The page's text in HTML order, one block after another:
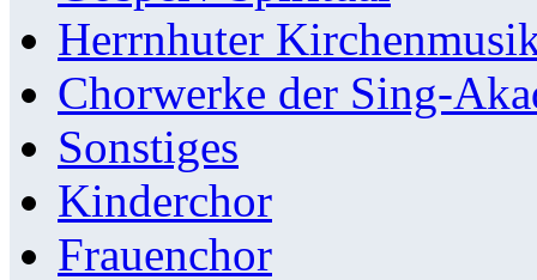
Herrnhuter
Chorwerke der Sing-
Sonstiges
Kinderchor
Frauenchor